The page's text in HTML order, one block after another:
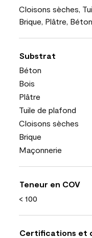
Cloisons sèches,
Brique, Plâtre, Béton
Substrat
Béton
Bois
Plâtre
Tuile de plafond
Cloisons sèches
Brique
Maçonnerie
Teneur en COV
< 100
Certifications et